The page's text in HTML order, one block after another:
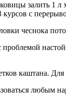
залить 1 л
курсов с
чеснока
проблемой
каштана.
любым